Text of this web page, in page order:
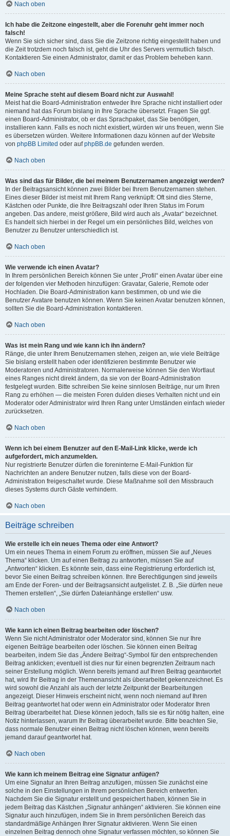
Nach oben
Ich habe die Zeitzone eingestellt, aber die Forenuhr geht immer noch
falsch!
Wenn Sie sich sicher sind, dass Sie die Zeitzone richtig eingestellt haben und
die Zeit trotzdem noch falsch ist, geht die Uhr des Servers vermutlich falsch.
Kontaktieren Sie einen Administrator, damit er das Problem beheben kann.
Nach oben
Meine Sprache steht auf diesem Board nicht zur Auswahl!
Meist hat die Board-Administration entweder Ihre Sprache nicht installiert oder
niemand hat das Forum bislang in Ihre Sprache übersetzt. Fragen Sie ggf.
einen Board-Administrator, ob er das Sprachpaket, das Sie benötigen,
installieren kann. Falls es noch nicht existiert, würden wir uns freuen, wenn Sie
es übersetzen würden. Weitere Informationen dazu können auf der Website
von phpBB Limited oder aufphpBB.de gefunden werden.
Nach oben
Was sind das für Bilder, die bei meinem Benutzernamen angezeigt werden?
In der Beitragsansicht können zwei Bilder bei Ihrem Benutzernamen stehen.
Eines dieser Bilder ist meist mit Ihrem Rang verknüpft: Oft sind dies Sterne,
Kästchen oder Punkte, die Ihre Beitragszahl oder Ihren Status im Forum
angeben. Das andere, meist größere, Bild wird auch als „Avatar“ bezeichnet.
Es handelt sich hierbei in der Regel um ein persönliches Bild, welches von
Benutzer zu Benutzer unterschiedlich ist.
Nach oben
Wie verwende ich einen Avatar?
In Ihrem persönlichen Bereich können Sie unter „Profil“ einen Avatar über eine
der folgenden vier Methoden hinzufügen: Gravatar, Galerie, Remote oder
Hochladen. Die Board-Administration kann bestimmen, ob und wie die
Benutzer Avatare benutzen können. Wenn Sie keinen Avatar benutzen können,
sollten Sie die Board-Administration kontaktieren.
Nach oben
Was ist mein Rang und wie kann ich ihn ändern?
Ränge, die unter Ihrem Benutzernamen stehen, zeigen an, wie viele Beiträge
Sie bislang erstellt haben oder identifizieren bestimmte Benutzer wie
Moderatoren und Administratoren. Normalerweise können Sie den Wortlaut
eines Ranges nicht direkt ändern, da sie von der Board-Administration
festgelegt wurden. Bitte schreiben Sie keine sinnlosen Beiträge, nur um Ihren
Rang zu erhöhen — die meisten Foren dulden dieses Verhalten nicht und ein
Moderator oder Administrator wird Ihren Rang unter Umständen einfach wieder
zurücksetzen.
Nach oben
Wenn ich bei einem Benutzer auf den E-Mail-Link klicke, werde ich
aufgefordert, mich anzumelden.
Nur registrierte Benutzer dürfen die foreninterne E-Mail-Funktion für
Nachrichten an andere Benutzer nutzen, falls diese von der Board-
Administration freigeschaltet wurde. Diese Maßnahme soll den Missbrauch
dieses Systems durch Gäste verhindern.
Nach oben
Beiträge schreiben
Wie erstelle ich ein neues Thema oder eine Antwort?
Um ein neues Thema in einem Forum zu eröffnen, müssen Sie auf „Neues
Thema“ klicken. Um auf einen Beitrag zu antworten, müssen Sie auf
„Antworten“ klicken. Es könnte sein, dass eine Registrierung erforderlich ist,
bevor Sie einen Beitrag schreiben können. Ihre Berechtigungen sind jeweils
am Ende der Foren- und der Beitragsansicht aufgelistet. Z. B. „Sie dürfen neue
Themen erstellen“, „Sie dürfen Dateianhänge erstellen“ usw.
Nach oben
Wie kann ich einen Beitrag bearbeiten oder löschen?
Wenn Sie nicht Administrator oder Moderator sind, können Sie nur Ihre
eigenen Beiträge bearbeiten oder löschen. Sie können einen Beitrag
bearbeiten, indem Sie das „Ändere Beitrag“-Symbol für den entsprechenden
Beitrag anklicken; eventuell ist dies nur für einen begrenzten Zeitraum nach
seiner Erstellung möglich. Wenn bereits jemand auf Ihren Beitrag geantwortet
hat, wird Ihr Beitrag in der Themenansicht als überarbeitet gekennzeichnet. Es
wird sowohl die Anzahl als auch der letzte Zeitpunkt der Bearbeitungen
angezeigt. Dieser Hinweis erscheint nicht, wenn noch niemand auf Ihren
Beitrag geantwortet hat oder wenn ein Administrator oder Moderator Ihren
Beitrag überarbeitet hat. Diese können jedoch, falls sie es für nötig halten, eine
Notiz hinterlassen, warum Ihr Beitrag überarbeitet wurde. Bitte beachten Sie,
dass normale Benutzer einen Beitrag nicht löschen können, wenn bereits
jemand darauf geantwortet hat.
Nach oben
Wie kann ich meinem Beitrag eine Signatur anfügen?
Um eine Signatur an Ihren Beitrag anzufügen, müssen Sie zunächst eine
solche in den Einstellungen in Ihrem persönlichen Bereich entwerfen.
Nachdem Sie die Signatur erstellt und gespeichert haben, können Sie in
jedem Beitrag das Kästchen „Signatur anhängen“ aktivieren. Sie können eine
Signatur auch hinzufügen, indem Sie in Ihrem persönlichen Bereich das
standardmäßige Anhängen Ihrer Signatur aktivieren. Wenn Sie einen
einzelnen Beitrag dennoch ohne Signatur verfassen möchten, so können Sie